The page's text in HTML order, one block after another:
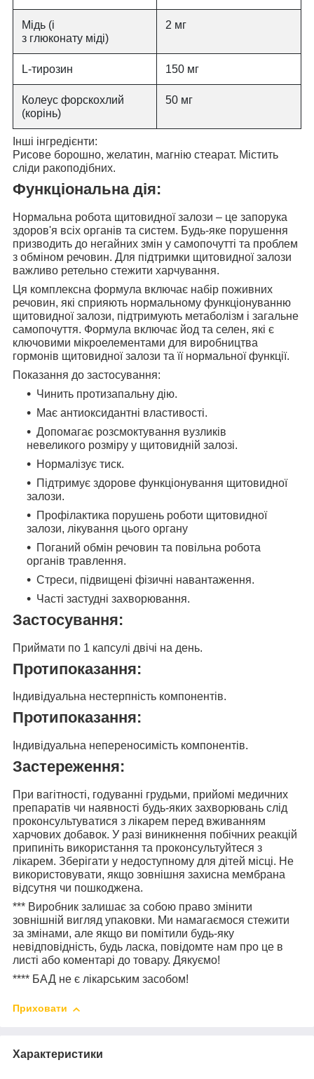
Мідь (і
з глюконату міді)
2 мг
L-тирозин 150 мг
Колеус форскохлий
(корінь)
50 мг
Інші інгредієнти:
Рисове борошно, желатин, магнію стеарат. Містить
сліди ракоподібних.
Функціональна дія:
Нормальна робота щитовидної залози – це запорука
здоров'я всіх органів та систем. Будь-яке порушення
призводить до негайних змін у самопочутті та проблем
з обміном речовин. Для підтримки щитовидної залози
важливо ретельно стежити харчування.
Ця комплексна формула включає набір поживних
речовин, які сприяють нормальному функціонуванню
щитовидної залози, підтримують метаболізм і загальне
самопочуття. Формула включає йод та селен, які є
ключовими мікроелементами для виробництва
гормонів щитовидної залози та її нормальної функції.
Показання до застосування:
Чинить протизапальну дію.
Має антиоксидантні властивості.
Допомагає розсмоктування вузликів
невеликого розміру у щитовидній залозі.
Нормалізує тиск.
Підтримує здорове функціонування щитовидної
залози.
Профілактика порушень роботи щитовидної
залози, лікування цього органу
Поганий обмін речовин та повільна робота
органів травлення.
Стреси, підвищені фізичні навантаження.
Часті застудні захворювання.
Застосування:
Приймати по 1 капсулі двічі на день.
Протипоказання:
Індивідуальна нестерпність компонентів.
Протипоказання:
Індивідуальна непереносимість компонентів.
Застереження:
При вагітності, годуванні грудьми, прийомі медичних
препаратів чи наявності будь-яких захворювань слід
проконсультуватися з лікарем перед вживанням
харчових добавок. У разі виникнення побічних реакцій
припиніть використання та проконсультуйтеся з
лікарем. Зберігати у недоступному для дітей місці. Не
використовувати, якщо зовнішня захисна мембрана
відсутня чи пошкоджена.
*** Виробник залишає за собою право змінити
зовнішній вигляд упаковки. Ми намагаємося стежити
за змінами, але якщо ви помітили будь-яку
невідповідність, будь ласка, повідомте нам про це в
листі або коментарі до товару. Дякуємо!
**** БАД не є лікарським засобом!
Приховати
Характеристики